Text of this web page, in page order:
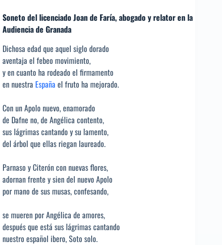
Soneto del licenciado Joan de Faría, abogado y relator en la
Audiencia de Granada
Dichosa edad que aquel siglo dorado
aventaja el febeo movimiento,
y en cuanto ha rodeado el firmamento
en nuestra España el fruto ha mejorado.
Con un Apolo nuevo, enamorado
de Dafne no, de Angélica contento,
sus lágrimas cantando y su lamento,
del árbol que ellas riegan laureado.
Parnaso y Citerón con nuevas flores,
adornan frente y sien del nuevo Apolo
por mano de sus musas, confesando,
se mueren por Angélica de amores,
después que está sus lágrimas cantando
nuestro español ibero, Soto solo.